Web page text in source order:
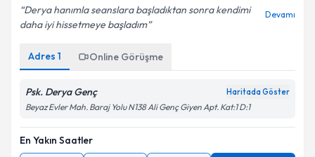
Derya hanımla seanslara başladıktan sonra kendimi
daha iyi hissetmeye başladım
Devamı
Adres 1 Online Görüşme
Psk. Derya Genç Haritada Göster
Beyaz Evler Mah. Baraj Yolu N138 Ali Genç Giyen Apt. Kat:1 D:1
En Yakın Saatler